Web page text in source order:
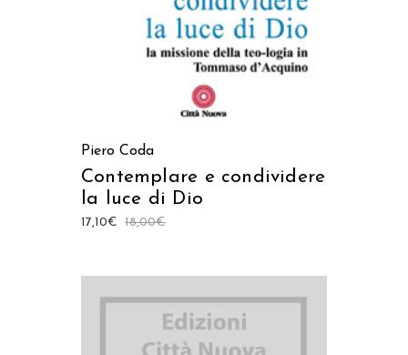
Piero Coda
Contemplare e condividere
la luce di Dio
18,00€
17,10€